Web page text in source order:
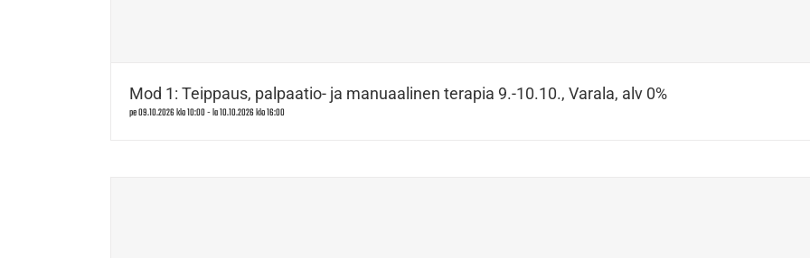
Mod 1: Teippaus, palpaatio- ja manuaalinen terapia 9.-10.10., Varala, alv 0%
pe 09.10.2026 klo 10:00-la 10.10.2026 klo 16:00